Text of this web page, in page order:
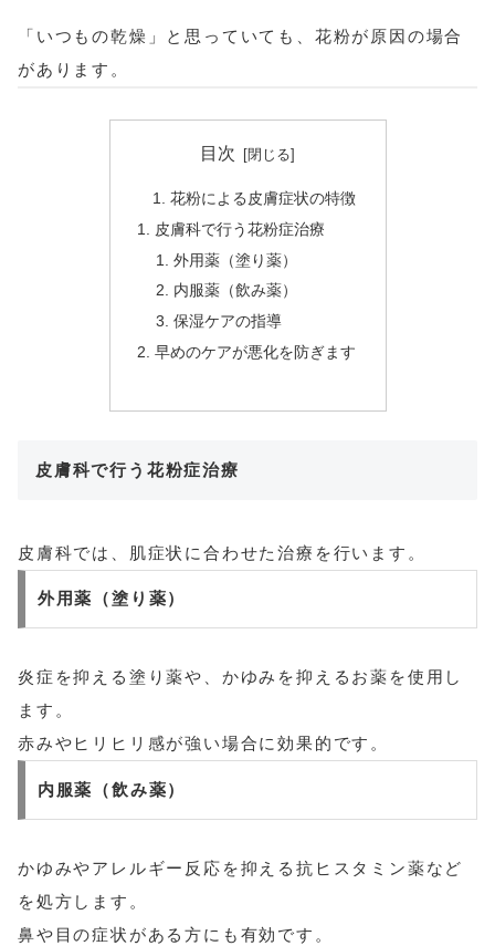
「いつもの乾燥」と思っていても、花粉が原因の場合
があります。
目次
花粉による皮膚症状の特徴
皮膚科で行う花粉症治療
外用薬（塗り薬）
内服薬（飲み薬）
保湿ケアの指導
早めのケアが悪化を防ぎます
皮膚科で行う花粉症治療
皮膚科では、肌症状に合わせた治療を行います。
外用薬（塗り薬）
炎症を抑える塗り薬や、かゆみを抑えるお薬を使用し
ます。
赤みやヒリヒリ感が強い場合に効果的です。
内服薬（飲み薬）
かゆみやアレルギー反応を抑える抗ヒスタミン薬など
を処方します。
鼻や目の症状がある方にも有効です。